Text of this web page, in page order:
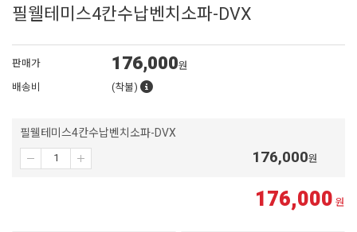
필웰테미스4칸수납벤치소파-DVX
판매가 176,000원
배송비
(착불)
필웰테미스4칸수납벤치소파-DVX
176,000원
176,000 원